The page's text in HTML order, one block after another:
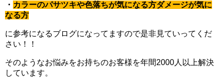
・ カラーのパサツキや色落ちが気になる方ダメージが気に
なる方
に参考になるブログになってますので是非見ていってくだ
さい！！
そのようなお悩みをお持ちのお客様を年間2000人以上解決
しています。